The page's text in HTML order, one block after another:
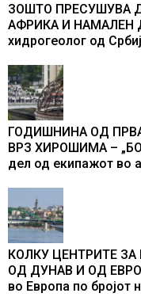
ЗОШТО ПРЕСУШУВА
АФРИКА И НАМАЛЕН
хидрогеолог од
ГОДИШНИНА ОД
ВРЗ ХИРОШИМА –
дел од екипажот во
промени текот на
КОЛКУ ЦЕНТРИТЕ ЗА
ОД ДУНАВ И ОД
во Европа по бројот